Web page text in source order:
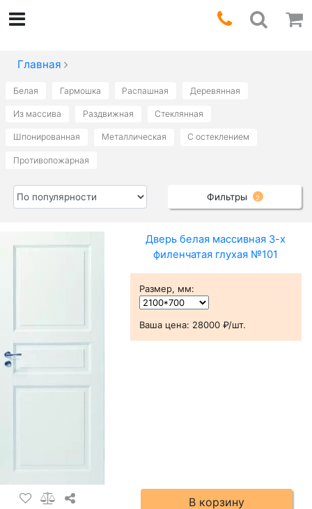
Главная
Белая Гармошка Распашная Деревянная
Из массива Раздвижная Стеклянная
Шпонированная Металлическая С остеклением
Противопожарная
Фильтры 2
Дверь белая массивная 3-х
филенчатая глухая №101
Размер, мм:
Ваша цена: 28000 ₽/шт.
В корзину